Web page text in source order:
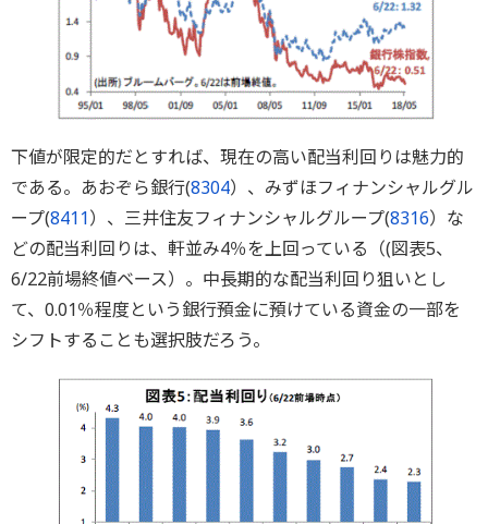
下値が限定的だとすれば、現在の高い配当利回りは魅力的
である。あおぞら銀行(8304）、みずほフィナンシャルグル
ープ(8411）、三井住友フィナンシャルグループ(8316）な
どの配当利回りは、軒並み4％を上回っている（(図表5、
6/22前場終値ベース）。中長期的な配当利回り狙いとし
て、0.01％程度という銀行預金に預けている資金の一部を
シフトすることも選択肢だろう。